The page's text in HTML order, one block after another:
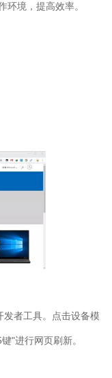
环境，提高效率。
发者工具。点击设备模
"进行网页刷新。